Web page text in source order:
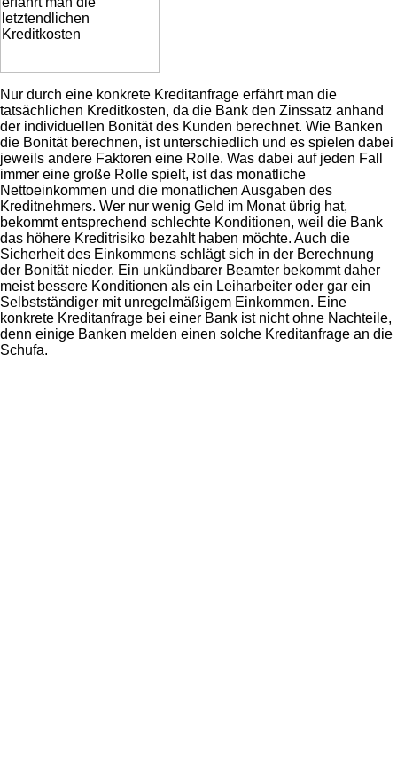
Nur durch eine konkrete Kreditanfrage erfährt man die
tatsächlichen Kreditkosten, da die Bank den Zinssatz anhand
der individuellen Bonität des Kunden berechnet. Wie Banken
die Bonität berechnen, ist unterschiedlich und es spielen dabei
jeweils andere Faktoren eine Rolle. Was dabei auf jeden Fall
immer eine große Rolle spielt, ist das monatliche
Nettoeinkommen und die monatlichen Ausgaben des
Kreditnehmers. Wer nur wenig Geld im Monat übrig hat,
bekommt entsprechend schlechte Konditionen, weil die Bank
das höhere Kreditrisiko bezahlt haben möchte. Auch die
Sicherheit des Einkommens schlägt sich in der Berechnung
der Bonität nieder. Ein unkündbarer Beamter bekommt daher
meist bessere Konditionen als ein Leiharbeiter oder gar ein
Selbstständiger mit unregelmäßigem Einkommen. Eine
konkrete Kreditanfrage bei einer Bank ist nicht ohne Nachteile,
denn einige Banken melden einen solche Kreditanfrage an die
Schufa.